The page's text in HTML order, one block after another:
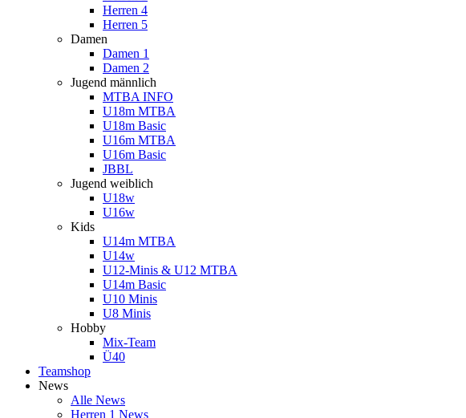
Herren 4
Herren 5
Damen
Damen 1
Damen 2
Jugend männlich
MTBA INFO
U18m MTBA
U18m Basic
U16m MTBA
U16m Basic
JBBL
Jugend weiblich
U18w
U16w
Kids
U14m MTBA
U14w
U12-Minis & U12 MTBA
U14m Basic
U10 Minis
U8 Minis
Hobby
Mix-Team
Ü40
Teamshop
News
Alle News
Herren 1 News